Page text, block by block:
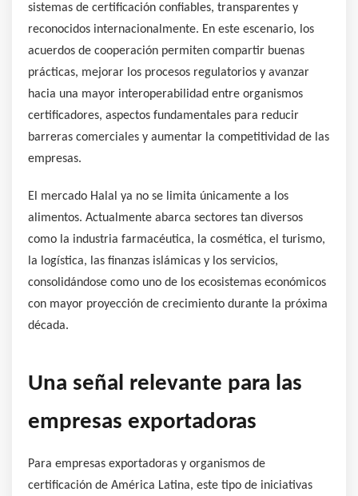
sistemas de certificación confiables, transparentes y
reconocidos internacionalmente. En este escenario, los
acuerdos de cooperación permiten compartir buenas
prácticas, mejorar los procesos regulatorios y avanzar
hacia una mayor interoperabilidad entre organismos
certificadores, aspectos fundamentales para reducir
barreras comerciales y aumentar la competitividad de las
empresas.
El mercado Halal ya no se limita únicamente a los
alimentos. Actualmente abarca sectores tan diversos
como la industria farmacéutica, la cosmética, el turismo,
la logística, las finanzas islámicas y los servicios,
consolidándose como uno de los ecosistemas económicos
con mayor proyección de crecimiento durante la próxima
década.
Una señal relevante para las
empresas exportadoras
Para empresas exportadoras y organismos de
certificación de América Latina, este tipo de iniciativas